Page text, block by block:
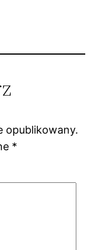
opublikowany.
*